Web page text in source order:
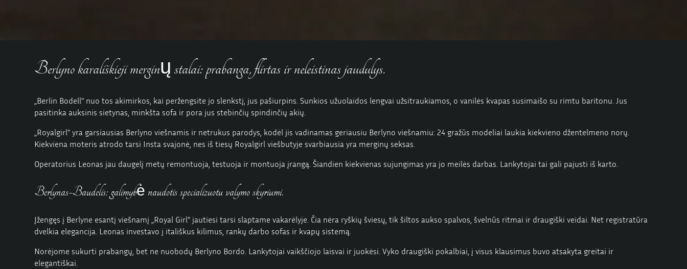
Berlyno karališkieji merginų stalai: prabanga, flirtas ir neleistinas jaudulys.
„Berlin Bodell” nuo tos akimirkos, kai peržengsite jo slenkstį, jus pašiurpins. Sunkios užuolaidos lengvai užsitraukiamos, o vanilės kvapas susimaišo su rimtu baritonu. Jus
pasitinka auksinis sietynas, minkšta sofa ir pora jus stebinčių spindinčių akių.
„Royalgirl” yra garsiausias Berlyno viešnamis ir netrukus parodys, kodėl jis vadinamas geriausiu Berlyno viešnamiu: 24 gražūs modeliai laukia kiekvieno džentelmeno norų.
Kiekviena moteris atrodo tarsi Insta svajonė, nes iš tiesų Royalgirl viešbutyje svarbiausia yra merginų seksas.
Operatorius Leonas jau daugelį metų remontuoja, testuoja ir montuoja įrangą. Šiandien kiekvienas sujungimas yra jo meilės darbas. Lankytojai tai gali pajusti iš karto.
Berlynas-Baudelis: galimybė naudotis specializuotu valymo skyriumi.
Įžengęs į Berlyne esantį viešnamį „Royal Girl” jautiesi tarsi slaptame vakarėlyje. Čia nėra ryškių šviesų, tik šiltos aukso spalvos, švelnūs ritmai ir draugiški veidai. Net registratūra
dvelkia elegancija. Leonas investavo į itališkus kilimus, rankų darbo sofas ir kvapų sistemą.
Norėjome sukurti prabangų, bet ne nuobodų Berlyno Bordo. Lankytojai vaikščiojo laisvai ir juokėsi. Vyko draugiški pokalbiai, į visus klausimus buvo atsakyta greitai ir
elegantiškai.